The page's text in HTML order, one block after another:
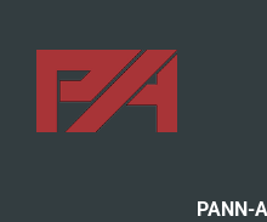
PANN-